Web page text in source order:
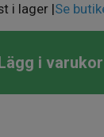
i lager |Se
i